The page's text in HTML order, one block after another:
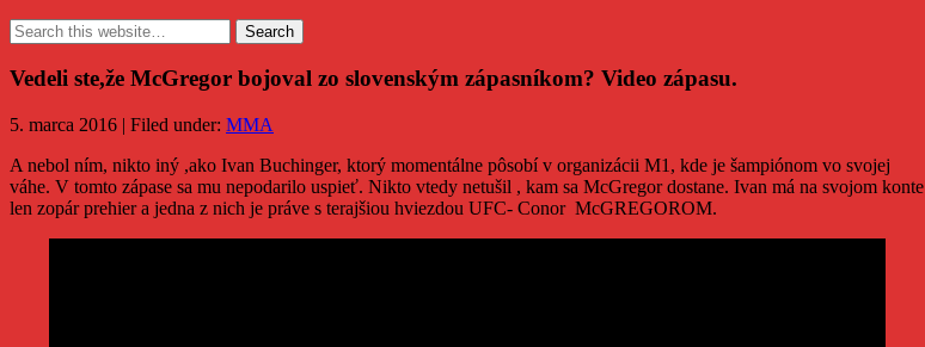
Vedeli ste,že McGregor bojoval zo slovenským zápasníkom? Video zápasu.
5. marca 2016 | Filed under: MMA
A nebol ním, nikto iný ,ako Ivan Buchinger, ktorý momentálne pôsobí v organizácii M1, kde je šampiónom vo svojej
váhe. V tomto zápase sa mu nepodarilo uspieť. Nikto vtedy netušil , kam sa McGregor dostane. Ivan má na svojom konte
len zopár prehier a jedna z nich je práve s terajšiou hviezdou UFC- Conor McGREGOROM.